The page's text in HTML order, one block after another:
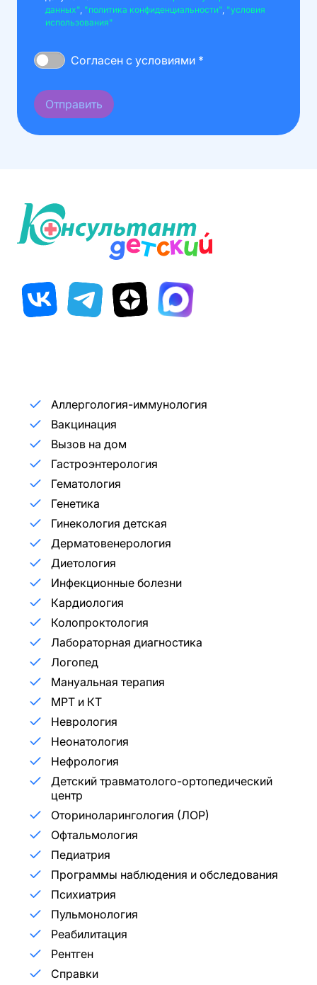
данных" "политика конфиденциальности" "условия
использования"
Согласен с условиями *
Отправить
Аллергология-иммунология
Вакцинация
Вызов на дом
Гастроэнтерология
Гематология
Генетика
Гинекология детская
Дерматовенерология
Диетология
Инфекционные болезни
Кардиология
Колопроктология
Лабораторная диагностика
Логопед
Мануальная терапия
МРТ и КТ
Неврология
Неонатология
Нефрология
Детский травматолого-ортопедический
центр
Оториноларингология (ЛОР)
Офтальмология
Педиатрия
Программы наблюдения и обследования
Психиатрия
Пульмонология
Реабилитация
Рентген
Справки